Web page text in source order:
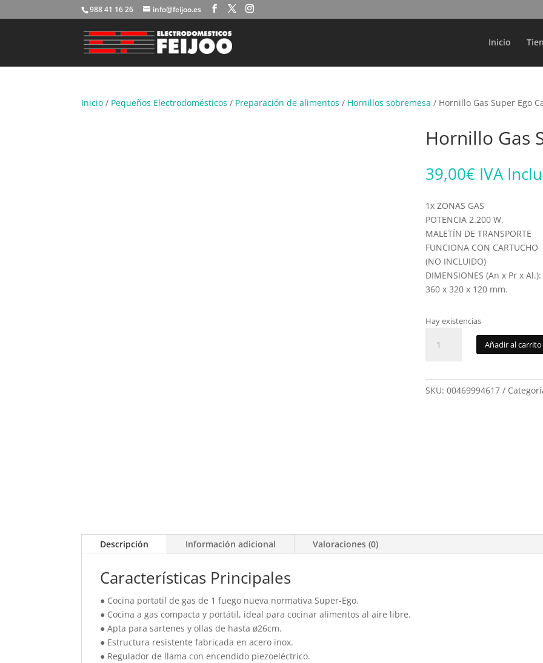
988 41 16 26 info@feijoo.es
Inicio
Búsqueda
productos
Inicio / Pequeños Electrodomésticos / Preparación de alimentos / Hornillos sobremesa / Hornillo Gas Super Ego
Hornillo Gas
39,00€ IVA
1x ZONAS GAS
POTENCIA 2.200 W.
MALETÍN DE TRANSPORTE
FUNCIONA CON CARTUCHO
(NO INCLUIDO)
DIMENSIONES (An x Pr x Al.):
360 x 320 x 120 mm.
Hay existencias
Gas
Camp
Añadir al carrito
SKU: 00469994617
Descripción Información adicional Valoraciones (0)
Características Principales
● Cocina portatil de gas de 1 fuego nueva normativa Super-Ego.
● Cocina a gas compacta y portátil, ideal para cocinar alimentos al aire libre.
● Apta para sartenes y ollas de hasta ø26cm.
● Estructura resistente fabricada en acero inox.
● Regulador de llama con encendido piezoeléctrico.